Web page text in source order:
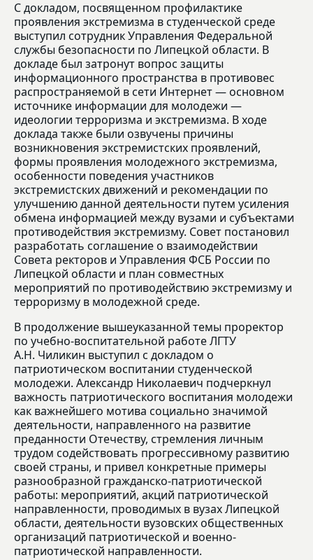
С докладом, посвященном профилактике
проявления экстремизма в студенческой среде
выступил сотрудник Управления Федеральной
службы безопасности по Липецкой области. В
докладе был затронут вопрос защиты
информационного пространства в противовес
распространяемой в сети Интернет — основном
источнике информации для молодежи —
идеологии терроризма и экстремизма. В ходе
доклада также были озвучены причины
возникновения экстремистских проявлений,
формы проявления молодежного экстремизма,
особенности поведения участников
экстремистских движений и рекомендации по
улучшению данной деятельности путем усиления
обмена информацией между вузами и субъектами
противодействия экстремизму. Совет постановил
разработать соглашение о взаимодействии
Совета ректоров и Управления ФСБ России по
Липецкой области и план совместных
мероприятий по противодействию экстремизму и
терроризму в молодежной среде.
В продолжение вышеуказанной темы проректор
по учебно-воспитательной работе ЛГТУ
А.Н. Чиликин выступил с докладом о
патриотическом воспитании студенческой
молодежи. Александр Николаевич подчеркнул
важность патриотического воспитания молодежи
как важнейшего мотива социально значимой
деятельности, направленного на развитие
преданности Отечеству, стремления личным
трудом содействовать прогрессивному развитию
своей страны, и привел конкретные примеры
разнообразной гражданско-патриотической
работы: мероприятий, акций патриотической
направленности, проводимых в вузах Липецкой
области, деятельности вузовских общественных
организаций патриотической и военно-
патриотической направленности.